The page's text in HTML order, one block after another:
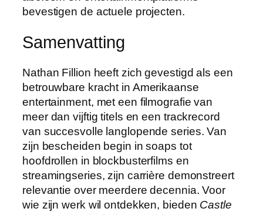
bevestigen de actuele projecten.
Samenvatting
Nathan Fillion heeft zich gevestigd als een
betrouwbare kracht in Amerikaanse
entertainment, met een filmografie van
meer dan vijftig titels en een trackrecord
van succesvolle langlopende series. Van
zijn bescheiden begin in soaps tot
hoofdrollen in blockbusterfilms en
streamingseries, zijn carrière demonstreert
relevantie over meerdere decennia. Voor
wie zijn werk wil ontdekken, bieden Castle